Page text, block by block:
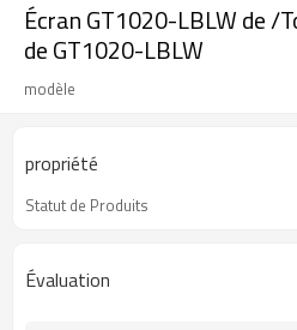
Écran GT1020-LBLW de /
de GT1020-LBLW
modèle
propriété
Statut de Produits
Évaluation